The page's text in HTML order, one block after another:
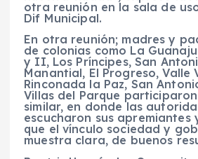
otra reunión en la sala de
Dif Municipal.
En otra reunión; madres y
de colonias como La
y II, Los Príncipes, San
Manantial, El Progreso, Valle
Rinconada la Paz, San
Villas del Parque
similar, en donde las
escucharon sus apremiantes
que el vínculo sociedad y
muestra clara, de buenos